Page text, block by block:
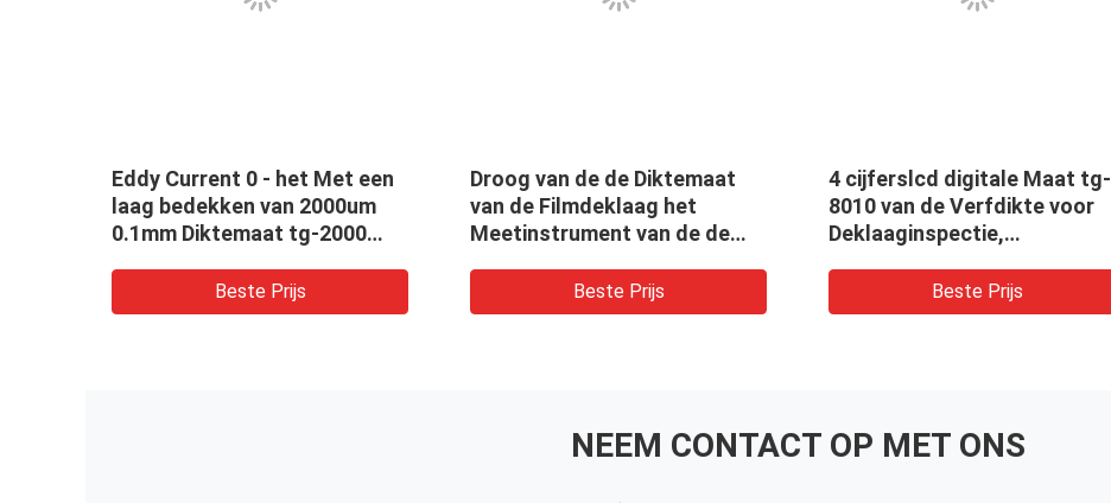
Eddy Current 0 - het Met een
laag bedekken van 2000um
0.1mm Diktemaat tg-2000
Beste Prijs
Droog van de de Diktemaat
van de Filmdeklaag het
Meetinstrument van de de
Beste Prijs
4 cijferslcd digitale Maat tg-
8010 van de Verfdikte voor
Deklaaginspectie,
Beste Prijs
NEEM CONTACT OP MET ONS